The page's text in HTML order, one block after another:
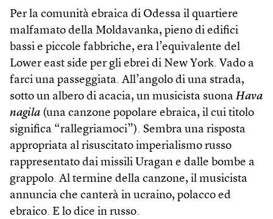
Per la comunità ebraica di Odessa il quartiere
malfamato della Moldavanka, pieno di edifici
bassi e piccole fabbriche, era l’equivalente del
Lower east side per gli ebrei di New York. Vado a
farci una passeggiata. All’angolo di una strada,
sotto un albero di acacia, un musicista suona Hava
nagila (una canzone popolare ebraica, il cui titolo
significa “rallegriamoci”). Sembra una risposta
appropriata al risuscitato imperialismo russo
rappresentato dai missili Uragan e dalle bombe a
grappolo. Al termine della canzone, il musicista
annuncia che canterà in ucraino, polacco ed
ebraico. E lo dice in russo.